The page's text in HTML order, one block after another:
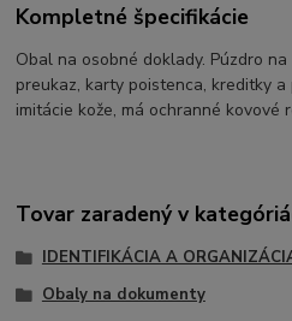
Kompletné špecifikácie
Obal na osobné doklady. Púzdro
preukaz, karty poistenca, kreditky
imitácie kože, má ochranné kovové
Tovar zaradený v
IDENTIFIKÁCIA A
Obaly na dokumenty